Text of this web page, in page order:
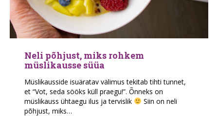
Neli põhjust, miks rohkem
müslikausse süüa
Müslikausside isuäratav välimus tekitab tihti tunnet,
et “Vot, seda sööks küll praegu!”. Õnneks on
müslikauss ühtaegu ilus ja tervislik
Siin on neli
põhjust, miks…